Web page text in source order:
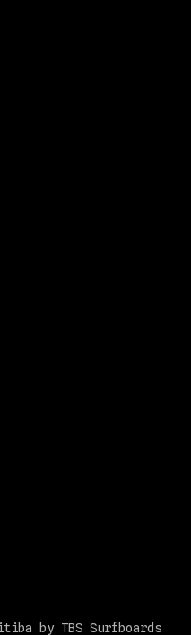
by TBS Surfboards